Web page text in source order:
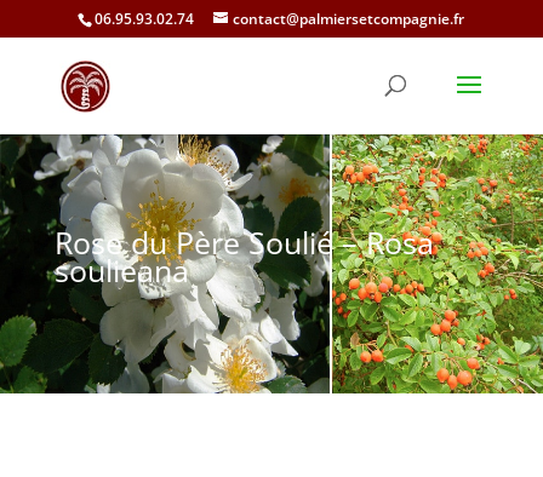
06.95.93.02.74 contact@palmiersetcompagnie.fr
Rose du Père Soulié – Rosa
soulieana